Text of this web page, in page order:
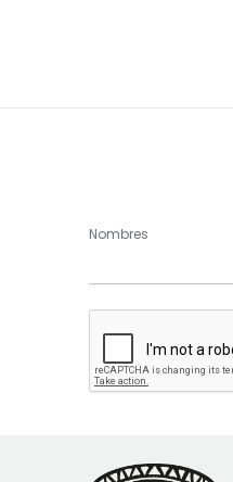
Nombres